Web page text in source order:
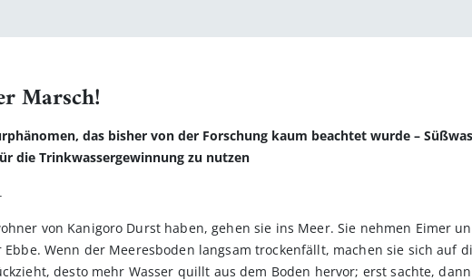
Marsch!
das bisher von der Forschung kaum beachtet wurde –
die Trinkwassergewinnung zu nutzen
von Kanigoro Durst haben, gehen sie ins Meer. Sie nehmen Eimer
Wenn der Meeresboden langsam trockenfällt, machen sie sich auf
desto mehr Wasser quillt aus dem Boden hervor; erst sachte,